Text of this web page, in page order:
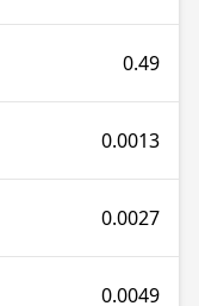
0.49
0.0013
0.0027
0.0049